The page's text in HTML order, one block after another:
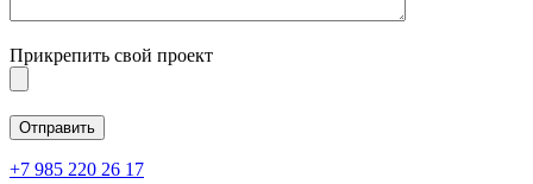
Прикрепить свой проект
+7 985 220 26 17